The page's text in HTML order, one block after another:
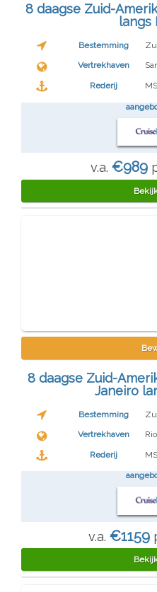
8 daagse Zuid-
langs
Bestemming
Vertrekhaven
Rederij
v.a. €989
8 daagse Zuid-
Janeiro
Bestemming
Vertrekhaven
Rederij
v.a. €1159